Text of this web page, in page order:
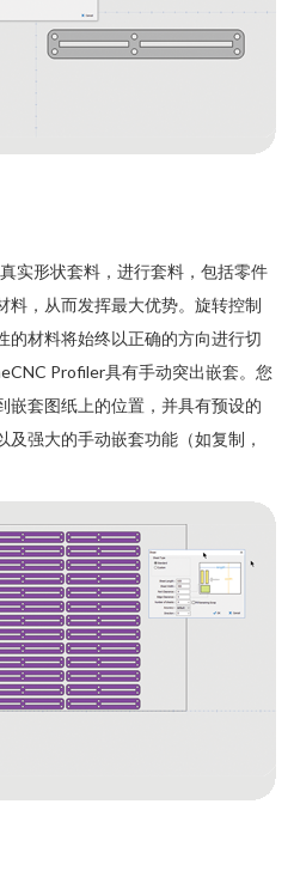
实形状套料，进行套料，包括零件
料，从而发挥最大优势。旋转控制
的材料将始终以正确的方向进行切
Profiler具有手动突出嵌套。您
嵌套图纸上的位置，并具有预设的
强大的手动嵌套功能（如复制，